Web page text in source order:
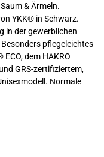
& Ärmeln.
YKK® in Schwarz.
in der gewerblichen
pflegeleichtes
dem HAKRO
GRS-zertifiziertem,
Normale